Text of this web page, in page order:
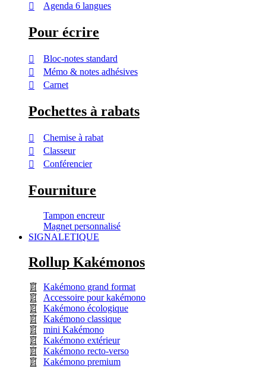
Agenda 6 langues
Pour écrire
Bloc-notes standard
Mémo & notes adhésives
Carnet
Pochettes à rabats
Chemise à rabat
Classeur
Conférencier
Fourniture
Tampon encreur
Magnet personnalisé
SIGNALETIQUE
Rollup Kakémonos
Kakémono grand format
Accessoire pour kakémono
Kakémono écologique
Kakémono classique
mini Kakémono
Kakémono extérieur
Kakémono recto-verso
Kakémono premium